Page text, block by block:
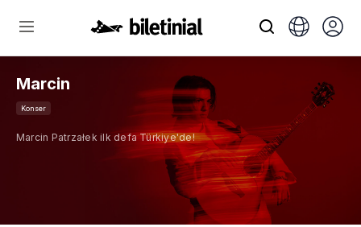
Marcin
Konser
Marcin Patrzałek ilk defa Türkiye'de!